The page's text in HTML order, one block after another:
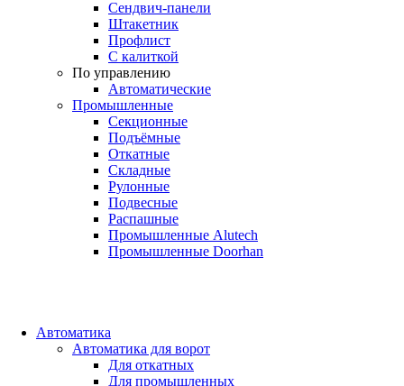
Сендвич-панели
Штакетник
Профлист
С калиткой
По управлению
Автоматические
Промышленные
Секционные
Подъёмные
Откатные
Складные
Рулонные
Подвесные
Распашные
Промышленные Alutech
Промышленные Doorhan
Автоматика
Автоматика для ворот
Для откатных
Для промышленных